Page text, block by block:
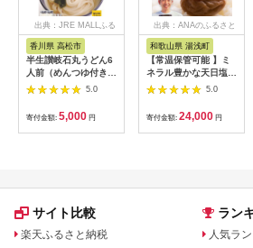
出典：JRE MALLふる
さと納税
香川県 高松市
半生讃岐石丸うどん6
人前（めんつゆ付き）
麺300g×2袋
5.0
寄付金額: 5,000 円
出典：ANAのふるさと
和歌山県 湯浅町
【常温保管可能 】ミ
ネラル豊かな天日塩だ
けで漬けた無添加梅干
し2kg 梅ボーイズ｜
B201_EP6024
5.0
寄付金額: 24,000 円
サイト比較
楽天ふるさと納税
ラン
人気ラ